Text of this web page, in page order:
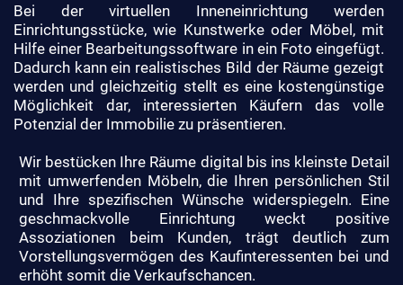
Bei der virtuellen Inneneinrichtung werden
Einrichtungsstücke, wie Kunstwerke oder Möbel, mit
Hilfe einer Bearbeitungssoftware in ein Foto eingefügt.
Dadurch kann ein realistisches Bild der Räume gezeigt
werden und gleichzeitig stellt es eine kostengünstige
Möglichkeit dar, interessierten Käufern das volle
Potenzial der Immobilie zu präsentieren.
Wir bestücken Ihre Räume digital bis ins kleinste Detail
mit umwerfenden Möbeln, die Ihren persönlichen Stil
und Ihre spezifischen Wünsche widerspiegeln. Eine
geschmackvolle Einrichtung weckt positive
Assoziationen beim Kunden, trägt deutlich zum
Vorstellungsvermögen des Kaufinteressenten bei und
erhöht somit die Verkaufschancen.